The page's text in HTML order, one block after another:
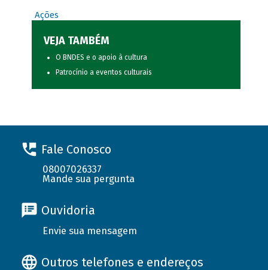
Ações
VEJA TAMBÉM
O BNDES e o apoio à cultura
Patrocínio a eventos culturais
Fale Conosco
08007026337
Mande sua pergunta
Ouvidoria
Envie sua mensagem
Outros telefones e endereços